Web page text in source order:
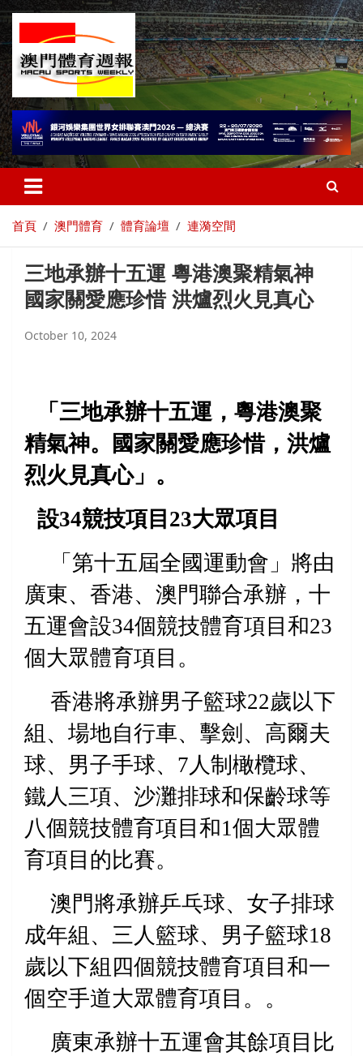
首頁 澳門體育 體育論壇 連漪空間
三地承辦十五運 粵港澳聚精氣神
國家關愛應珍惜 洪爐烈火見真心
October 10, 2024
「三地承辦十五運，粵港澳聚
精氣神。國家關愛應珍惜，洪爐
烈火見真心」。
設34競技項目 23大眾項目
「 第十五屆全國運動會」將由
廣東、香港、澳門聯合承辦，十
五運會設34個競技體育項目 和23
個大眾體育項目。
香港將承辦男子籃球22歲以下
組、場地自行車、擊劍、高爾夫
球、男子手球、 7人制橄欖球、
鐵人三項、沙灘排球和保齡球等
八個競技體育項目和1個大眾體
育項目的比賽。
澳門將承辦乒乓球、女子排球
成年組、三人籃球、男子籃球18
歲以下組四個競技體育項目和一
個空手道大眾體育項目。。
廣東承辦十五運會其餘項目比